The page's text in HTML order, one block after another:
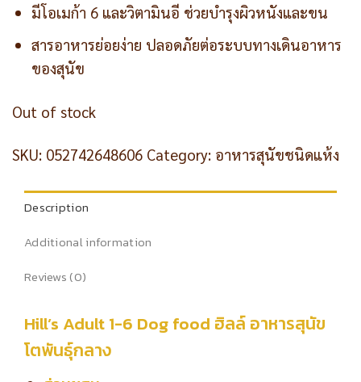
มีโอเมก้า 6 และวิตามินอี ช่วยบำรุงผิวหนังและขน
สารอาหารย่อยง่าย ปลอดภัยต่อระบบทางเดินอาหาร
ของสุนัข
Out of stock
SKU: 052742648606 Category: อาหารสุนัขชนิดแห้ง
Description
Additional information
Reviews (0)
Hill’s Adult 1-6 Dog food ฮิลล์ อาหารสุนัข
โตพันธุ์กลาง